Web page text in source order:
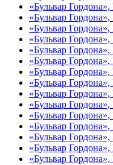
«Бульвар
«Бульвар
«Бульвар
«Бульвар
«Бульвар
«Бульвар
«Бульвар
«Бульвар
«Бульвар
«Бульвар
«Бульвар
«Бульвар
«Бульвар
«Бульвар
«Бульвар